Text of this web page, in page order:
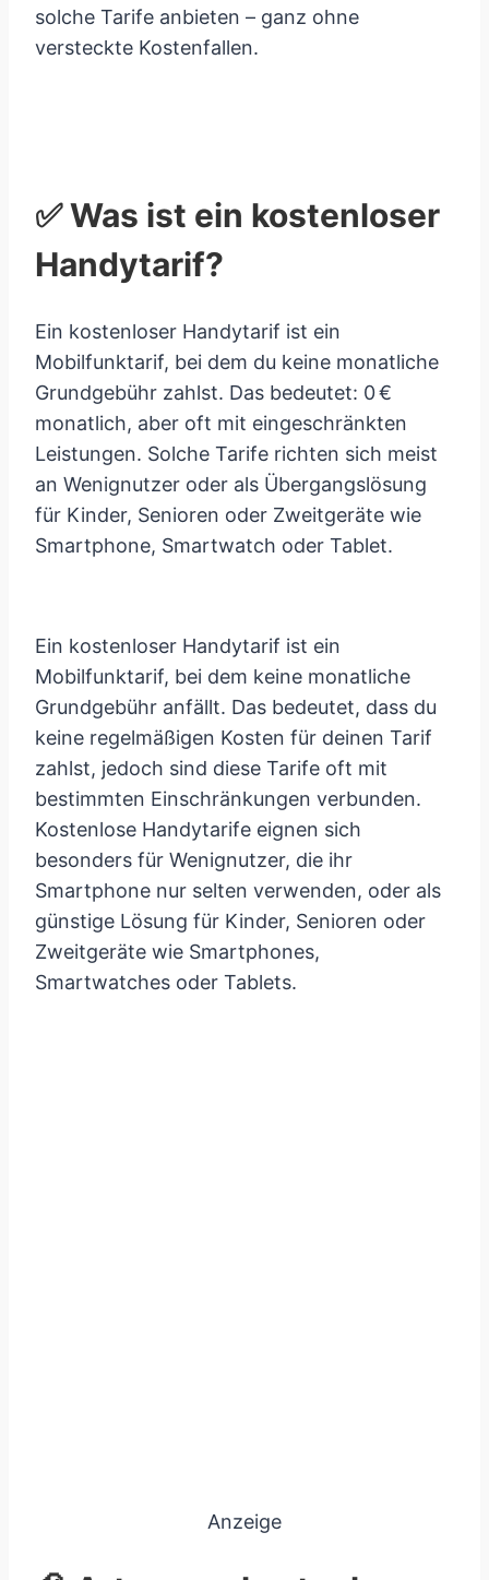
solche Tarife anbieten – ganz ohne
versteckte Kostenfallen.
✅ Was ist ein kostenloser
Handytarif?
Ein kostenloser Handytarif ist ein
Mobilfunktarif, bei dem du keine monatliche
Grundgebühr zahlst. Das bedeutet: 0 €
monatlich, aber oft mit eingeschränkten
Leistungen. Solche Tarife richten sich meist
an Wenignutzer oder als Übergangslösung
für Kinder, Senioren oder Zweitgeräte wie
Smartphone, Smartwatch oder Tablet.
Ein kostenloser Handytarif ist ein
Mobilfunktarif, bei dem keine monatliche
Grundgebühr anfällt. Das bedeutet, dass du
keine regelmäßigen Kosten für deinen Tarif
zahlst, jedoch sind diese Tarife oft mit
bestimmten Einschränkungen verbunden.
Kostenlose Handytarife eignen sich
besonders für Wenignutzer, die ihr
Smartphone nur selten verwenden, oder als
günstige Lösung für Kinder, Senioren oder
Zweitgeräte wie Smartphones,
Smartwatches oder Tablets.
Anzeige